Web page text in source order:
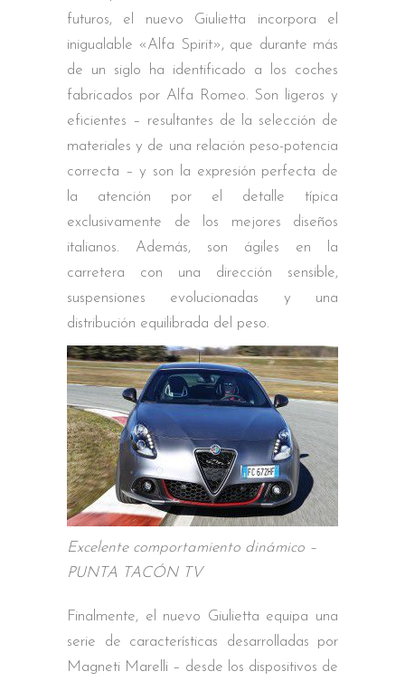
futuros, el nuevo Giulietta incorpora el
inigualable «Alfa Spirit», que durante más
de un siglo ha identificado a los coches
fabricados por Alfa Romeo. Son ligeros y
eficientes – resultantes de la selección de
materiales y de una relación peso-potencia
correcta – y son la expresión perfecta de
la atención por el detalle típica
exclusivamente de los mejores diseños
italianos. Además, son ágiles en la
carretera con una dirección sensible,
suspensiones evolucionadas y una
distribución equilibrada del peso.
Excelente comportamiento dinámico –
PUNTA TACÓN TV
Finalmente, el nuevo Giulietta equipa una
serie de características desarrolladas por
Magneti Marelli – desde los dispositivos de